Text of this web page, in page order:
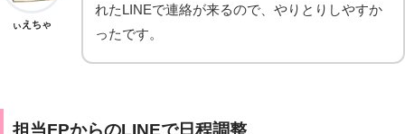
ぃえちゃ
れたLINEで連絡が来るので、やりとりしやすか
ったです。
担当FPからのLINEで日程調整